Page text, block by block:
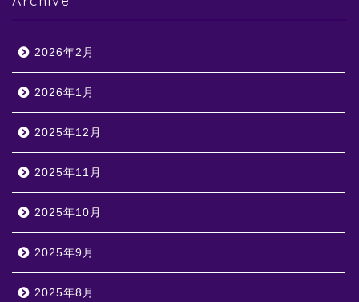
2026年2月
2026年1月
2025年12月
2025年11月
2025年10月
2025年9月
2025年8月